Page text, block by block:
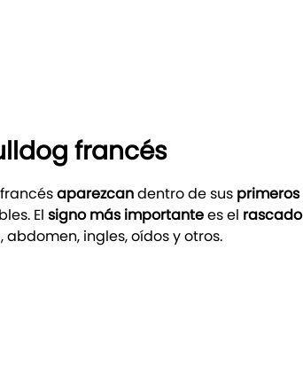
francés
aparezcandentro de sus
El signo más importantees el
ingles, oídos y otros.